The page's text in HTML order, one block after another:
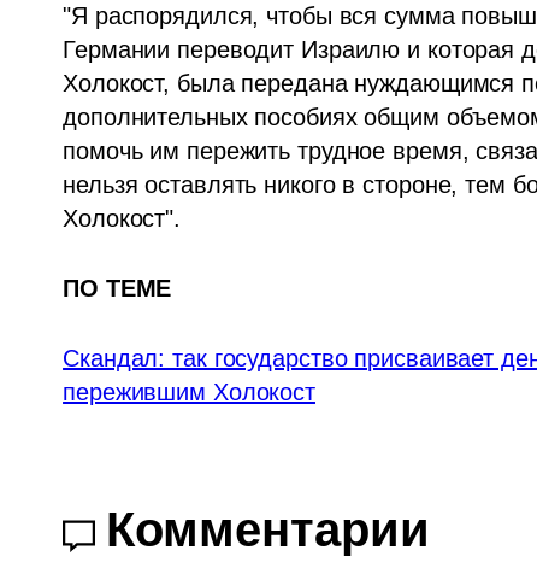
"Я распорядился, чтобы вся сумма
Германии переводит Израилю и которая
Холокост, была передана нуждающимся
дополнительных пособиях общим
помочь им пережить трудное время,
нельзя оставлять никого в стороне, тем
Холокост".
ПО ТЕМЕ
Cкандал: так государство присваивает
пережившим Холокост
Комментарии